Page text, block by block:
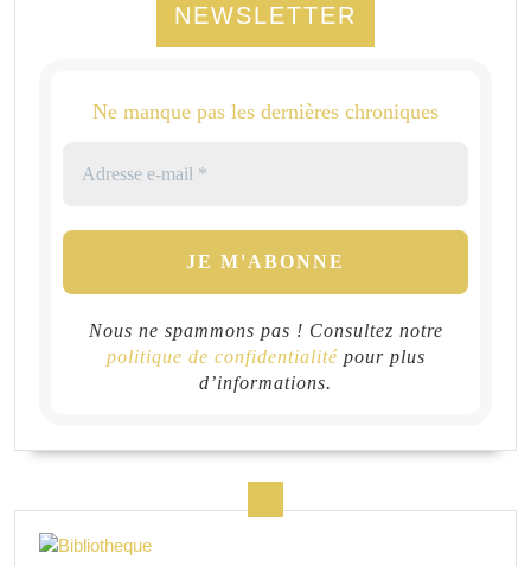
NEWSLETTER
Ne manque pas les dernières chroniques
Nous ne spammons pas ! Consultez notre
politique de confidentialitépour plus
d’informations.